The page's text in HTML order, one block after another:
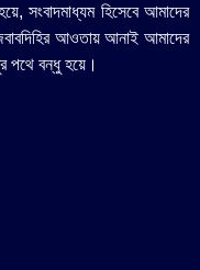
সংবাদমাধ্যম হিসেবে আমাদের
আওতায় আনাই আমাদের
পথে বন্ধু হয়ে।